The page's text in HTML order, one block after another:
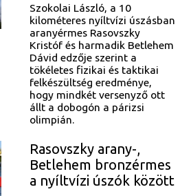
Szokolai László, a 10
kilométeres nyíltvízi úszásban
aranyérmes Rasovszky
Kristóf és harmadik Betlehem
Dávid edzője szerint a
tökéletes fizikai és taktikai
felkészültség eredménye,
hogy mindkét versenyző ott
állt a dobogón a párizsi
olimpián.
Rasovszky arany-,
Betlehem bronzérmes
a nyíltvízi úszók között